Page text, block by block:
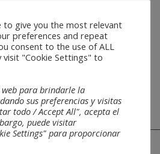
to give you the most relevant
preferences and repeat
consent to the use of ALL
visit "Cookie Settings" to
web para brindarle la
sus preferencias y visitas
todo / Accept All", acepta el
puede visitar
Settings" para proporcionar